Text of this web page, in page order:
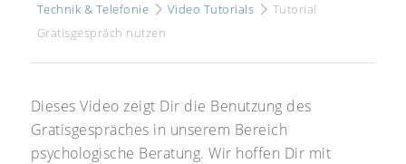
Technik & Telefonie
Video Tutorials
Tutorial
Gratisgespräch nutzen
Dieses Video zeigt Dir die Benutzung des
Gratisgespräches in unserem Bereich
psychologische Beratung. Wir hoffen Dir mit